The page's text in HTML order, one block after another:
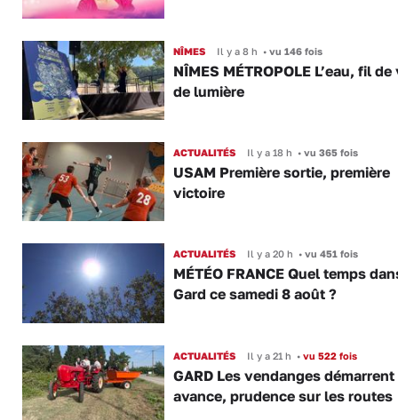
NÎMES Il y a 8 h •vu 146 fois
NÎMES MÉTROPOLE L’eau, fil de
de lumière
ACTUALITÉS Il y a 18 h •vu 365 fois
USAM Première sortie, première
victoire
ACTUALITÉS Il y a 20 h •vu 451 fois
MÉTÉO FRANCE Quel temps
Gard ce samedi 8 août ?
ACTUALITÉS Il y a 21 h •vu 522 fois
GARD Les vendanges démarrent
avance, prudence sur les routes